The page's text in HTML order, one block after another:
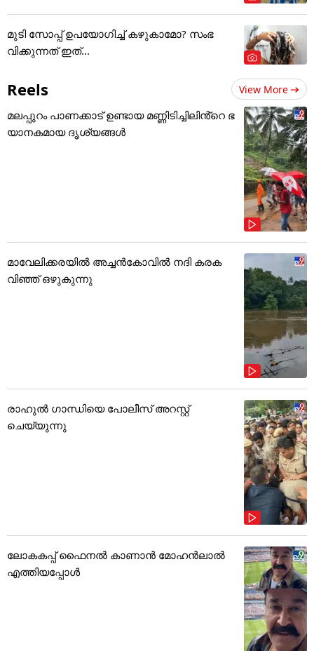
മുടി സോപ്പ് ഉപയോഗിച്ച് കഴുകാമോ? സംഭ
വിക്കുന്നത് ഇത്...
Reels View More
മലപ്പുറം പാണക്കാട് ഉണ്ടായ മണ്ണിടിച്ചിലിൻ്റെ ഭ
യാനകമായ ദൃശ്യങ്ങൾ
മാവേലിക്കരയിൽ അച്ചൻകോവിൽ നദി കരക
വിഞ്ഞ് ഒഴുകുന്നു
രാഹുൽ ഗാന്ധിയെ പോലീസ് അറസ്റ്റ്
ചെയ്യുന്നു
ലോകകപ്പ് ഫൈനൽ കാണാൻ മോഹൻലാൽ
എത്തിയപ്പോൾ